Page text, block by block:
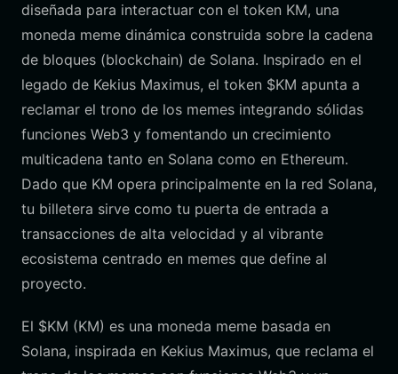
diseñada para interactuar con el token KM, una
moneda meme dinámica construida sobre la cadena
de bloques (blockchain) de Solana. Inspirado en el
legado de Kekius Maximus, el token $KM apunta a
reclamar el trono de los memes integrando sólidas
funciones Web3 y fomentando un crecimiento
multicadena tanto en Solana como en Ethereum.
Dado que KM opera principalmente en la red Solana,
tu billetera sirve como tu puerta de entrada a
transacciones de alta velocidad y al vibrante
ecosistema centrado en memes que define al
proyecto.
El $KM (KM) es una moneda meme basada en
Solana, inspirada en Kekius Maximus, que reclama el